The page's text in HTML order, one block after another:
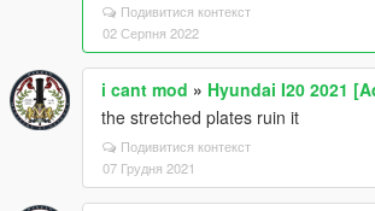
Подивитися контекст
02 Серпня 2022
i cant mod » Hyundai I20 2021
the stretched plates ruin it
Подивитися контекст
07 Грудня 2021